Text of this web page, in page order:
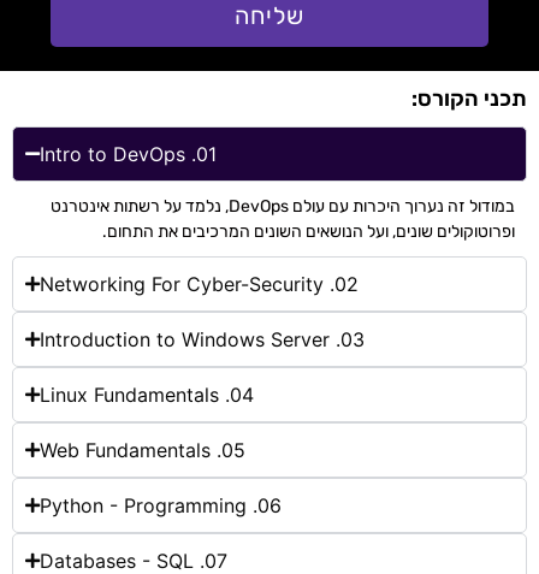
שליחה
תכני הקורס:
Intro to DevOps .01
במודול זה נערוך היכרות עם עולם DevOps, נלמד על רשתות אינטרנט
ופרוטוקולים שונים, ועל הנושאים השונים המרכיבים את התחום.
Networking For Cyber-Security .02
Introduction to Windows Server .03
Linux Fundamentals .04
Web Fundamentals .05
Python - Programming .06
Databases - SQL .07